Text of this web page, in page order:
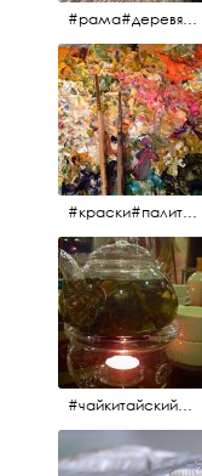
#рама#деревяннаярама#антиквариат#живопись#aplgallery
#краски#палитра#картина#живопись#aplgallery
#чайкитайский#чай#tea#teachinese @chinacook.ru